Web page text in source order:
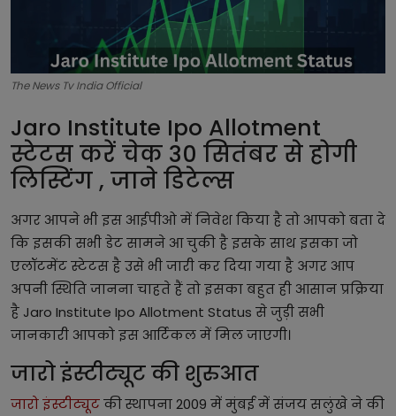
The News Tv India Official
Jaro Institute Ipo Allotment
स्टेटस करें चेक 30 सितंबर से होगी
लिस्टिंग , जाने डिटेल्स
अगर आपने भी इस आईपीओ में निवेश किया है तो आपको बता दे
कि इसकी सभी डेट सामने आ चुकी है इसके साथ इसका जो
एलॉटमेंट स्टेटस है उसे भी जारी कर दिया गया है अगर आप
अपनी स्थिति जानना चाहते हैं तो इसका बहुत ही आसान प्रक्रिया
है Jaro Institute Ipo Allotment Status से जुड़ी सभी
जानकारी आपको इस आर्टिकल में मिल जाएगी।
जारो इंस्टीट्यूट की शुरुआत
जारो इंस्टीट्यूटकी स्थापना 2009 में मुंबई में संजय सलुंखे ने की